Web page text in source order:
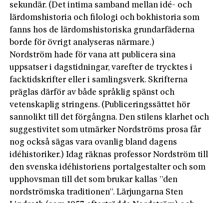
sekundär. (Det intima samband mellan idé- och
lärdomshistoria och filologi och bokhistoria som
fanns hos de lärdomshistoriska grundarfäderna
borde för övrigt analyseras närmare.)
Nordström hade för vana att publicera sina
uppsatser i dagstidningar, varefter de trycktes i
facktidskrifter eller i samlingsverk. Skrifterna
präglas därför av både språklig spänst och
vetenskaplig stringens. (Publiceringssättet hör
sannolikt till det förgångna. Den stilens klarhet och
suggestivitet som utmärker Nordströms prosa får
nog också sägas vara ovanlig bland dagens
idéhistoriker.) Idag räknas professor Nordström till
den svenska idéhistoriens portalgestalter och som
upphovsman till det som brukar kallas ”den
nordströmska traditionen”. Lärjungarna Sten